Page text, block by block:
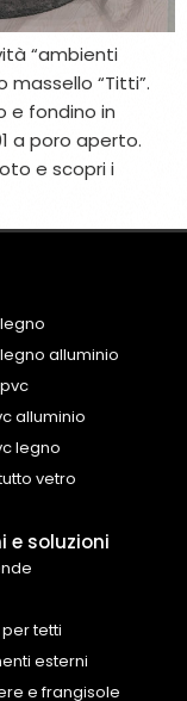
“ambienti
massello “Titti”.
e fondino in
a poro aperto.
e scopri i
alluminio
alluminio
legno
vetro
e soluzioni
tetti
esterni
e frangisole